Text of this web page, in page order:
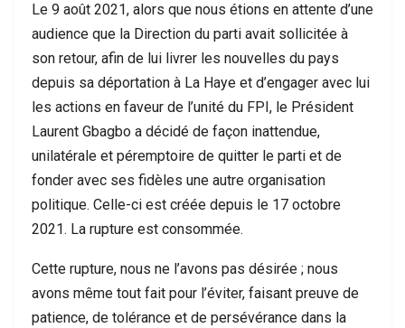
Le 9 août 2021, alors que nous étions en attente d’une
audience que la Direction du parti avait sollicitée à
son retour, afin de lui livrer les nouvelles du pays
depuis sa déportation à La Haye et d’engager avec lui
les actions en faveur de l’unité du FPI, le Président
Laurent Gbagbo a décidé de façon inattendue,
unilatérale et péremptoire de quitter le parti et de
fonder avec ses fidèles une autre organisation
politique. Celle-ci est créée depuis le 17 octobre
2021. La rupture est consommée.
Cette rupture, nous ne l’avons pas désirée ; nous
avons même tout fait pour l’éviter, faisant preuve de
patience, de tolérance et de persévérance dans la